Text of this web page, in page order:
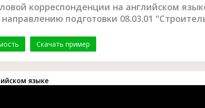
корреспонденции на английском
подготовки 08.03.01
Скачать пример
языке